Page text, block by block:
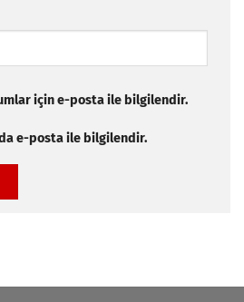
için e-posta ile bilgilendir.
e-posta ile bilgilendir.